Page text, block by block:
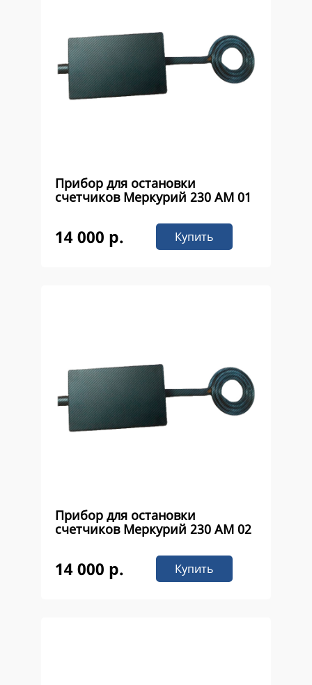
Прибор для остановки
счетчиков Меркурий 230 AM 01
14 000 р. Купить
Прибор для остановки
счетчиков Меркурий 230 AM 02
14 000 р. Купить